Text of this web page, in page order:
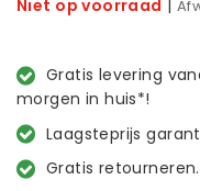
Niet op voorraad |
Gratis levering
morgen in huis*!
Laagsteprijs
Gratis